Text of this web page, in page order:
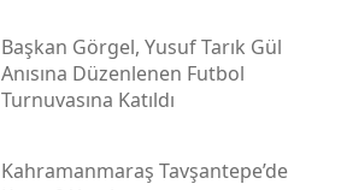
Başkan Görgel, Yusuf Tarık Gül
Anısına Düzenlenen Futbol
Turnuvasına Katıldı
Kahramanmaraş Tavşantepe’de